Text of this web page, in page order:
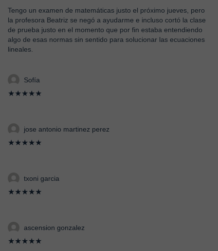
Tengo un examen de matemáticas justo el próximo jueves, pero
la profesora Beatriz se negó a ayudarme e incluso cortó la clase
de prueba justo en el momento que por fin estaba entendiendo
algo de esas normas sin sentido para solucionar las ecuaciones
lineales.
Sofía
★★★★★
jose antonio martinez perez
★★★★★
txoni garcia
★★★★★
ascension gonzalez
★★★★★